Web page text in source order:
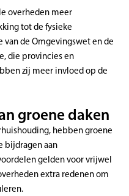
overheden meer
tot de fysieke
de Omgevingswet en de
die provincies en
zij meer invloed op de
groene daken
hebben groene
bijdragen aan
gelden voor vrijwel
extra redenen om